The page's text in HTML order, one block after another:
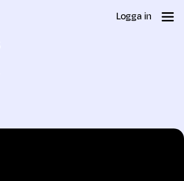
Logga in